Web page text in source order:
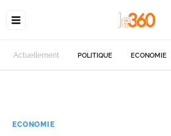
Actuellement POLITIQUE ECONOMIE
ECONOMIE